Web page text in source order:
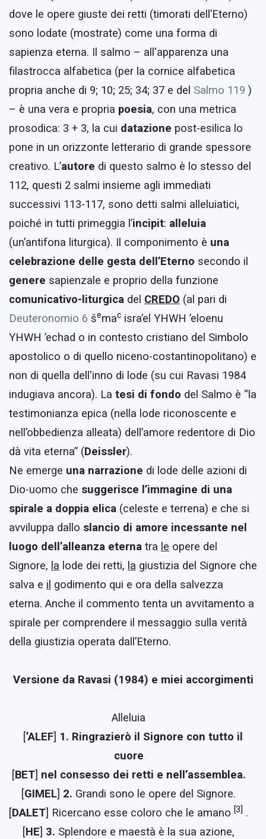
dove le opere giuste dei retti (timorati dell’Eterno)
sono lodate (mostrate) come una forma di
sapienza eterna. Il salmo – all'apparenza una
filastrocca alfabetica (per la cornice alfabetica
propria anche di 9; 10; 25; 34; 37 e del Salmo 119 )
– è una vera e propria poesia, con una metrica
prosodica: 3 + 3, la cui datazione post-esilica lo
pone in un orizzonte letterario di grande spessore
creativo. L’autore di questo salmo è lo stesso del
112, questi 2 salmi insieme agli immediati
successivi 113-117, sono detti salmi alleluiatici,
poiché in tutti primeggia l’incipit: alleluia
(un’antifona liturgica). Il componimento è una
celebrazione delle gesta dell’Eterno secondo il
genere sapienzale e proprio della funzione
comunicativo-liturgica del CREDO (al pari di
Deuteronomio 6 šemac isra’el YHWH ’eloenu
YHWH ’echad o in contesto cristiano del Simbolo
apostolico o di quello niceno-costantinopolitano) e
non di quella dell'inno di lode (su cui Ravasi 1984
indugiava ancora). La tesi di fondo del Salmo è “la
testimonianza epica (nella lode riconoscente e
nell’obbedienza alleata) dell’amore redentore di Dio
dà vita eterna” (Deissler).
Ne emerge una narrazione di lode delle azioni di
Dio-uomo che suggerisce l’immagine di una
spirale a doppia elica (celeste e terrena) e che si
avviluppa dallo slancio di amore incessante nel
luogo dell’alleanza eterna tra le opere del
Signore, la lode dei retti, la giustizia del Signore che
salva e il godimento qui e ora della salvezza
eterna. Anche il commento tenta un avvitamento a
spirale per comprendere il messaggio sulla verità
della giustizia operata dall’Eterno.
Versione da Ravasi (1984) e miei accorgimenti
Alleluia
[’ALEF] 1. Ringrazierò il Signore con tutto il
cuore
[BET] nel consesso dei retti e nell’assemblea.
[GIMEL] 2. Grandi sono le opere del Signore.
[DALET] Ricercano esse coloro che le amano [3] .
[HE] 3. Splendore e maestà è la sua azione,